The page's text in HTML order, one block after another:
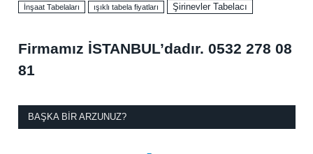
İnşaat Tabelaları ışıklı tabela fiyatları Şirinevler Tabelacı
Firmamız İSTANBUL’dadır. 0532 278 08
81
BAŞKA BIR ARZUNUZ?